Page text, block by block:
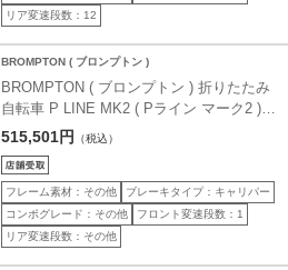
リア変速段数：12
BROMPTON ( ブロンプトン )
BROMPTON ( ブロンプトン ) 折りたたみ
自転車 P LINE MK2 ( Pライン マーク2 ) 4
速 LOW ラックあり S4R ライラックスト
515,501円 （税込）
フレーム素材：その他
ブレーキタイプ：キャリパー
コンポグレード：その他
フロント変速段数：1
リア変速段数：その他